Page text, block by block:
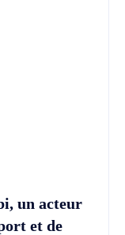
un acteur
et de